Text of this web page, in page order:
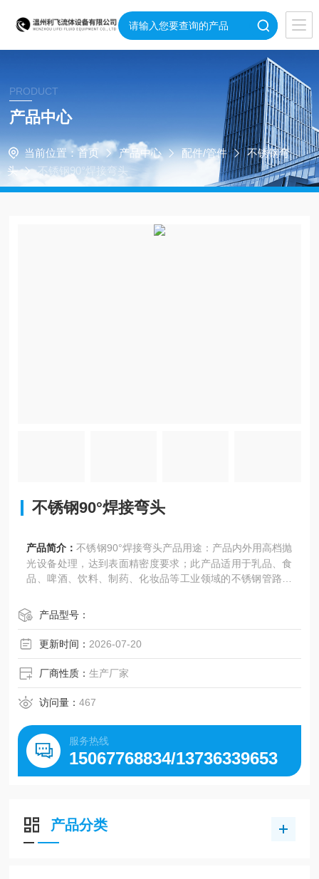
PRODUCT
产品中心
当前位置： 首页 产品中心 配件/管件
不锈钢弯
头
不锈钢90°焊接弯头
不锈钢90°焊接弯头
产品简介：不锈钢90°焊接弯头产品用途：产品内外用高档抛
光设备处理，达到表面精密度要求；此产品适用于乳品、食
品、啤酒、饮料、制药、化妆品等工业领域的不锈钢管路系
产品型号：
更新时间： 2026-07-20
厂商性质：生产厂家
访问量：467
服务热线
15067768834/13736339653
产品分类